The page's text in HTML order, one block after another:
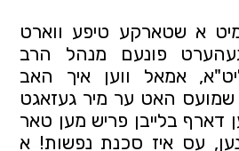
מיט א שטארקע טיפע ווארט
פונעם מנהל הרב
אמאל ווען איך האב
האט ער מיר געזאגט
דארף בלייבן פריש מען טאר
עס איז סכנת נפשות! א